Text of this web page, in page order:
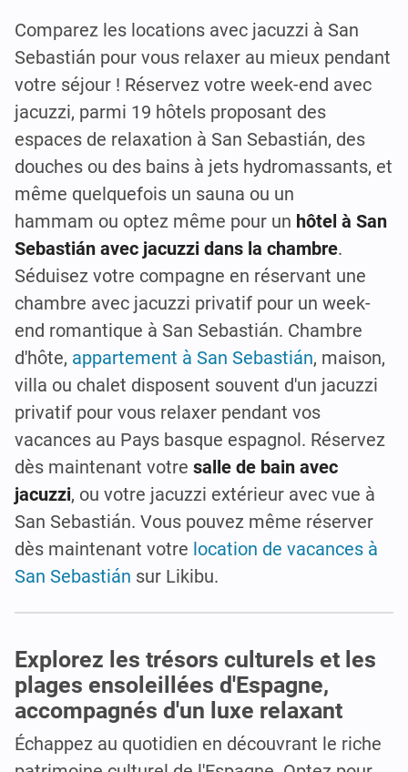
Comparez les locations avec jacuzzi à San
Sebastián pour vous relaxer au mieux pendant
votre séjour ! Réservez votre week-end avec
jacuzzi, parmi 19 hôtels proposant des
espaces de relaxation à San Sebastián, des
douches ou des bains à jets hydromassants, et
même quelquefois un sauna ou un
hammam ou optez même pour un hôtel à San
Sebastián avec jacuzzi dans la chambre.
Séduisez votre compagne en réservant une
chambre avec jacuzzi privatif pour un week-
end romantique à San Sebastián. Chambre
d'hôte, appartement à San Sebastián, maison,
villa ou chalet disposent souvent d'un jacuzzi
privatif pour vous relaxer pendant vos
vacances au Pays basque espagnol. Réservez
dès maintenant votre salle de bain avec
jacuzzi, ou votre jacuzzi extérieur avec vue à
San Sebastián. Vous pouvez même réserver
dès maintenant votre location de vacances à
San Sebastián sur Likibu.
Explorez les trésors culturels et les
plages ensoleillées d'Espagne,
accompagnés d'un luxe relaxant
Échappez au quotidien en découvrant le riche